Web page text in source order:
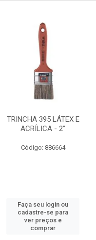
TRINCHA 395 LÁTEX E
ACRÍLICA - 2”
Código: 886664
Faça seu login ou
cadastre-se para
ver preços e
comprar